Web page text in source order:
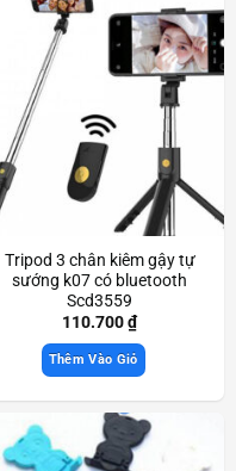
Tripod 3 chân kiêm gậy tự
sướng k07 có bluetooth
Scd3559
110.700₫
Thêm Vào Giỏ